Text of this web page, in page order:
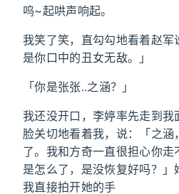
呜~起哄声响起。
我笑了笑，直勾勾地看着赵
是你口中的丑女无敌。」
「你是张张..之涵？」
我还没开口，李婷率先走到
脸关切地看着我，说：「之
了。我和方奇一直很担心你
是怎么了，是没恢复好吗？」
我直接拍开她的手